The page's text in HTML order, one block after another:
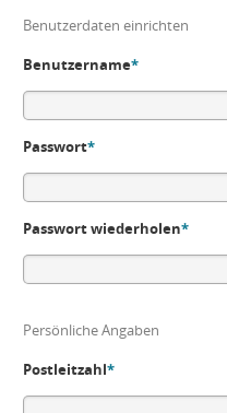
Benutzerdaten einrichten
Benutzername*
Passwort*
Passwort wiederholen*
Persönliche Angaben
Postleitzahl*